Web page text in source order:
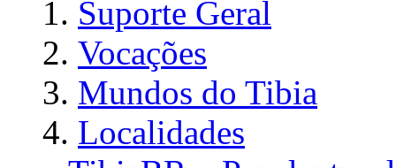
Suporte Geral
Vocações
Mundos do Tibia
Localidades